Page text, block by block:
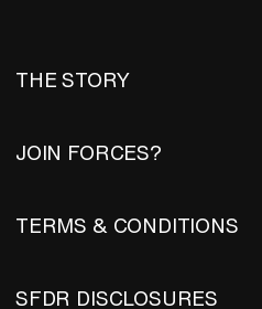
THE STORY
JOIN FORCES?
TERMS & CONDITIONS
SFDR DISCLOSURES